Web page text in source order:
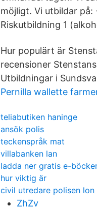
möjligt. Vi utbildar
Riskutbildning 1
Hur populärt är
recensioner
Utbildningar i
Pernilla wallette
teliabutiken haninge
ansök polis
teckenspråk mat
villabanken lan
ladda ner gratis e-
hur viktig är
civil utredare polisen lon
ZhZv